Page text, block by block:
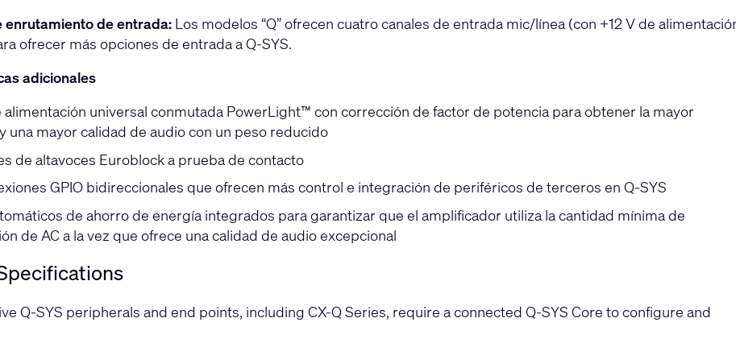
enrutamiento de entrada:Los modelos “Q” ofrecen cuatro canales de entrada mic/línea (con +12 V de
ofrecer más opciones de entrada a Q-SYS.
adicionales
alimentación universal conmutada PowerLight™ con corrección de factor de potencia para obtener la mayor
una mayor calidad de audio con un peso reducido
de altavoces Euroblock a prueba de contacto
GPIO bidireccionales que ofrecen más control e integración de periféricos de terceros en Q-SYS
de ahorro de energía integrados para garantizar que el amplificador utiliza la cantidad mínima de
de AC a la vez que ofrece una calidad de audio excepcional
Q-SYS peripherals and end points, including CX-Q Series, require a connected Q-SYS Core to configure and